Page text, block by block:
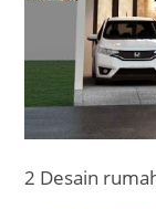
2 Desain